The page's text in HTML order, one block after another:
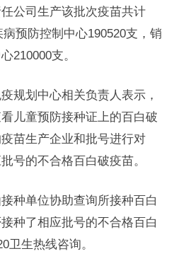
公司生产该批次疫苗共计
预防控制中心190520支，销
210000支。
规划中心相关负责人表示，
儿童预防接种证上的百白破
苗生产企业和批号进行对
号的不合格百白破疫苗。
种单位协助查询所接种百白
种了相应批号的不合格百白
卫生热线咨询。